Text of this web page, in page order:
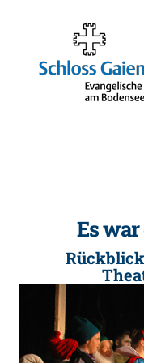
Werkzeugleiste öffnen
springen
Es